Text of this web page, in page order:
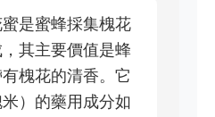
是蜜蜂採集槐花
其主要價值是蜂
槐花的清香。它
）的藥用成分如